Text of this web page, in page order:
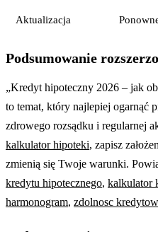
Aktualizacja
Podsumowanie
„Kredyt hipoteczny 2026 – jak
to temat, który najlepiej ogarnąć
zdrowego rozsądku i regularnej
kalkulator hipoteki, zapisz
zmienią się Twoje warunki.
kredytu hipotecznego, kalkulator
harmonogram, zdolnosc